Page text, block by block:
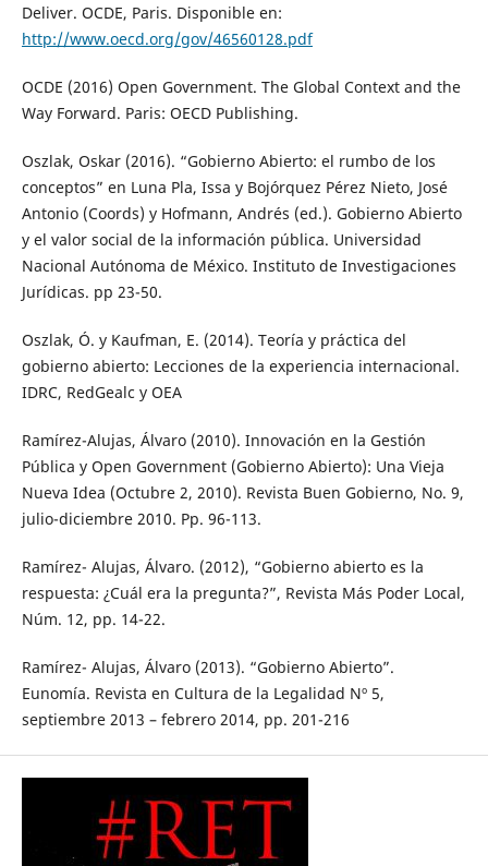
Deliver. OCDE, Paris. Disponible en:
http://www.oecd.org/gov/46560128.pdf
OCDE (2016) Open Government. The Global Context and the
Way Forward. Paris: OECD Publishing.
Oszlak, Oskar (2016). “Gobierno Abierto: el rumbo de los
conceptos” en Luna Pla, Issa y Bojórquez Pérez Nieto, José
Antonio (Coords) y Hofmann, Andrés (ed.). Gobierno Abierto
y el valor social de la información pública. Universidad
Nacional Autónoma de México. Instituto de Investigaciones
Jurídicas. pp 23-50.
Oszlak, Ó. y Kaufman, E. (2014). Teoría y práctica del
gobierno abierto: Lecciones de la experiencia internacional.
IDRC, RedGealc y OEA
Ramírez-Alujas, Álvaro (2010). Innovación en la Gestión
Pública y Open Government (Gobierno Abierto): Una Vieja
Nueva Idea (Octubre 2, 2010). Revista Buen Gobierno, No. 9,
julio-diciembre 2010. Pp. 96-113.
Ramírez- Alujas, Álvaro. (2012), “Gobierno abierto es la
respuesta: ¿Cuál era la pregunta?”, Revista Más Poder Local,
Núm. 12, pp. 14-22.
Ramírez- Alujas, Álvaro (2013). “Gobierno Abierto”.
Eunomía. Revista en Cultura de la Legalidad Nº 5,
septiembre 2013 – febrero 2014, pp. 201-216